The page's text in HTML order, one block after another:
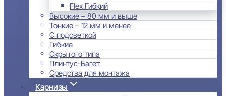
Flex Гибкий
Высокие – 80 мм и выше
Тонкие – 12 мм и менее
С подсветкой
Гибкие
Скрытого типа
Плинтус-Багет
Средства для монтажа
Карнизы